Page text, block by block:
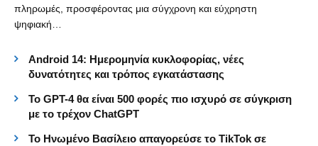
πληρωμές, προσφέροντας μια σύγχρονη και εύχρηστη
ψηφιακή…
Android 14: Ημερομηνία κυκλοφορίας, νέες
δυνατότητες και τρόπος εγκατάστασης
Το GPT-4 θα είναι 500 φορές πιο ισχυρό σε σύγκριση
με το τρέχον ChatGPT
Το Ηνωμένο Βασίλειο απαγορεύσε το TikTok σε